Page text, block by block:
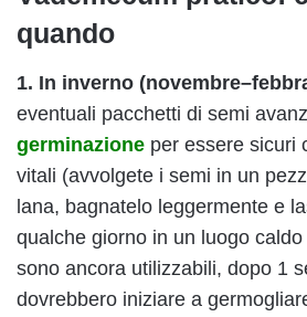
quando
1. In inverno
eventuali pacchetti di semi
germinazione per essere sicuri
vitali (avvolgete i semi in un
lana, bagnatelo leggermente e
qualche giorno in un luogo
sono ancora utilizzabili, dopo 1
dovrebbero iniziare a